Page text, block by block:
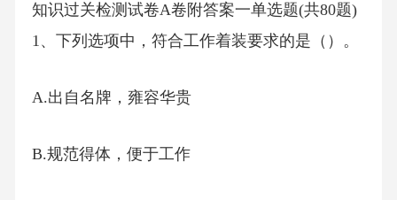
知识过关检测试卷A卷附答案一单选题(共80题)
1、下列选项中，符合工作着装要求的是（）。
A.出自名牌，雍容华贵
B.规范得体，便于工作